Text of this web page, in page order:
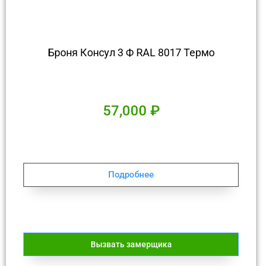
Броня Консул 3 Ф RAL 8017 Термо
57,000 ₽
Подробнее
Вызвать замерщика